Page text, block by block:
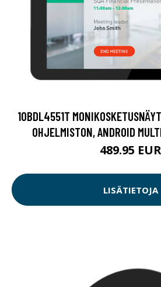
10BDL4551T
OHJELMISTON, ANDROID
489.95 EUR
LISÄTIETOJA